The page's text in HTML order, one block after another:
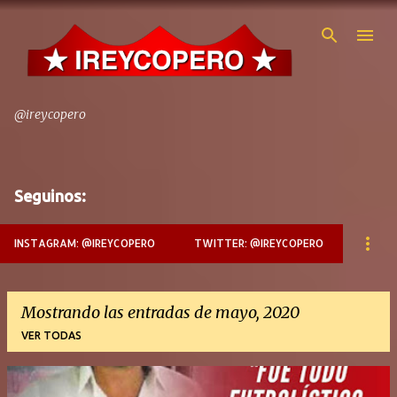
Ir al contenido principal
@ireycopero
Seguinos:
INSTAGRAM: @IREYCOPERO TWITTER: @IREYCOPERO
Mostrando las entradas de mayo, 2020
VER TODAS